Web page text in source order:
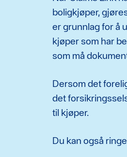
boligkjøper,
er grunnlag for å
kjøper som har
som må
Dersom det
det
til kjøper.
Du kan også